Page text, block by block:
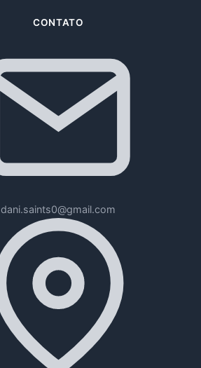
CONTATO
dani.saints0@gmail.com